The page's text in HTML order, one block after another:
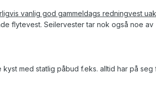
vanlig god gammeldags redningvest
flytevest. Seilervester tar nok også noe av
med statlig påbud f.eks. alltid har på seg